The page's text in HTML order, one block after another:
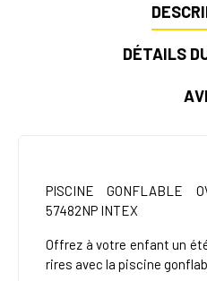
DÉTAILS
PISCINE GONFLABLE
57482NP INTEX
Offrez à votre enfant un
rires avec la piscine